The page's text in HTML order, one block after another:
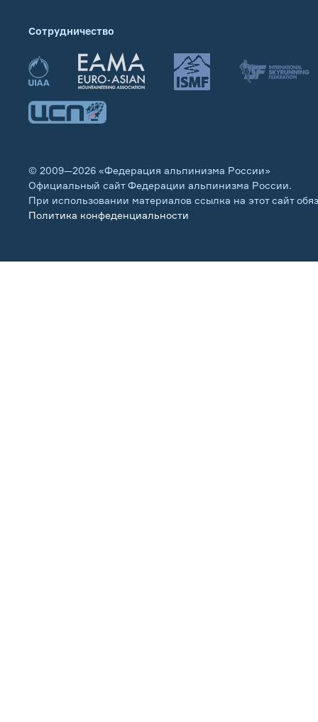
Сотрудничество
© 2009—2026 «Федерация альпинизма России»
Официальный сайт Федерации альпинизма России.
При использовании материалов ссылка на этот сайт
Политика конфеденциальности